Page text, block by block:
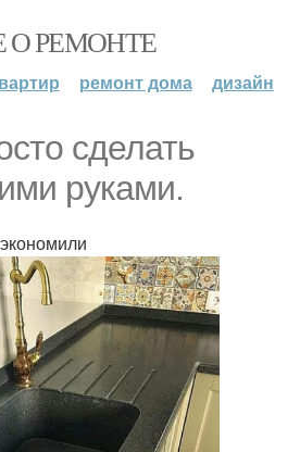
О РЕМОНТЕ
ремонт дома дизайн
сделать
руками.